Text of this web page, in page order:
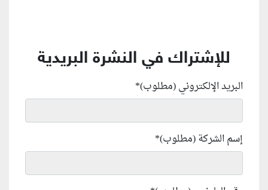
للإشتراك في النشرة البريدية
البريد الإلكتروني (مطلوب)*
إسم الشركة (مطلوب)*